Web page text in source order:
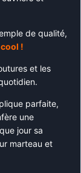
de qualité,
!
et les
parfaite,
une
jour sa
marteau et